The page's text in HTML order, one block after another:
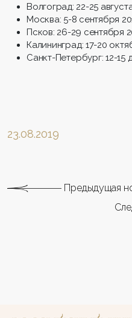
Волгоград: 22-25
Москва: 5-8 сентября
Псков: 26-29 сентября
Калининград: 17-20
Санкт-Петербург: 12-15
23.08.2019
Предыдущая